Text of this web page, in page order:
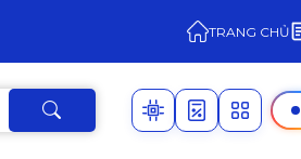
TRANG CHỦ